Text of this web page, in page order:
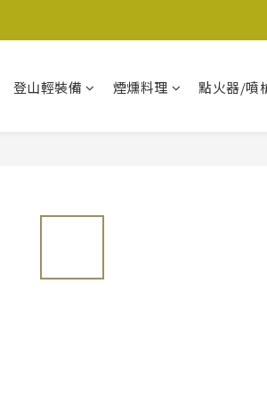
登山輕裝備 煙燻料理 點火器/噴